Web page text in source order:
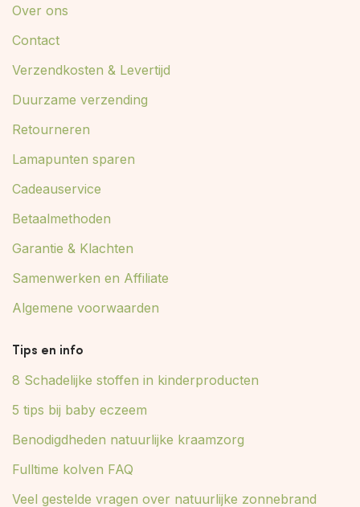
Over ons
Contact
Verzendkosten & Levertijd
Duurzame verzending
Retourneren
Lamapunten sparen
Cadeauservice
Betaalmethoden
Garantie & Klachten
Samenwerken en Affiliate
Algemene voorwaarden
Tips en info
8 Schadelijke stoffen in kinderproducten
5 tips bij baby eczeem
Benodigdheden natuurlijke kraamzorg
Fulltime kolven FAQ
Veel gestelde vragen over natuurlijke zonnebrand